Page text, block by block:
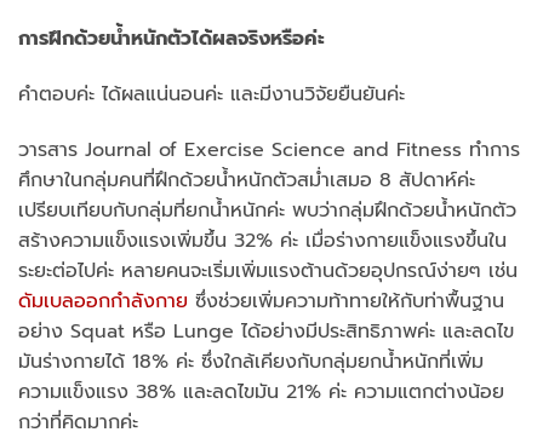
การฝึกด้วยน้ำหนักตัวได้ผลจริงหรือค่ะ
คำตอบค่ะ ได้ผลแน่นอนค่ะ และมีงานวิจัยยืนยันค่ะ
วารสาร Journal of Exercise Science and Fitness ทำการ
ศึกษาในกลุ่มคนที่ฝึกด้วยน้ำหนักตัวสม่ำเสมอ 8 สัปดาห์ค่ะ
เปรียบเทียบกับกลุ่มที่ยกน้ำหนักค่ะ พบว่ากลุ่มฝึกด้วยน้ำหนักตัว
สร้างความแข็งแรงเพิ่มขึ้น 32% ค่ะ เมื่อร่างกายแข็งแรงขึ้นใน
ระยะต่อไปค่ะ หลายคนจะเริ่มเพิ่มแรงต้านด้วยอุปกรณ์ง่ายๆ เช่น
ดัมเบลออกกำลังกาย ซึ่งช่วยเพิ่มความท้าทายให้กับท่าพื้นฐาน
อย่าง Squat หรือ Lunge ได้อย่างมีประสิทธิภาพค่ะ และลดไข
มันร่างกายได้ 18% ค่ะ ซึ่งใกล้เคียงกับกลุ่มยกน้ำหนักที่เพิ่ม
ความแข็งแรง 38% และลดไขมัน 21% ค่ะ ความแตกต่างน้อย
กว่าที่คิดมากค่ะ